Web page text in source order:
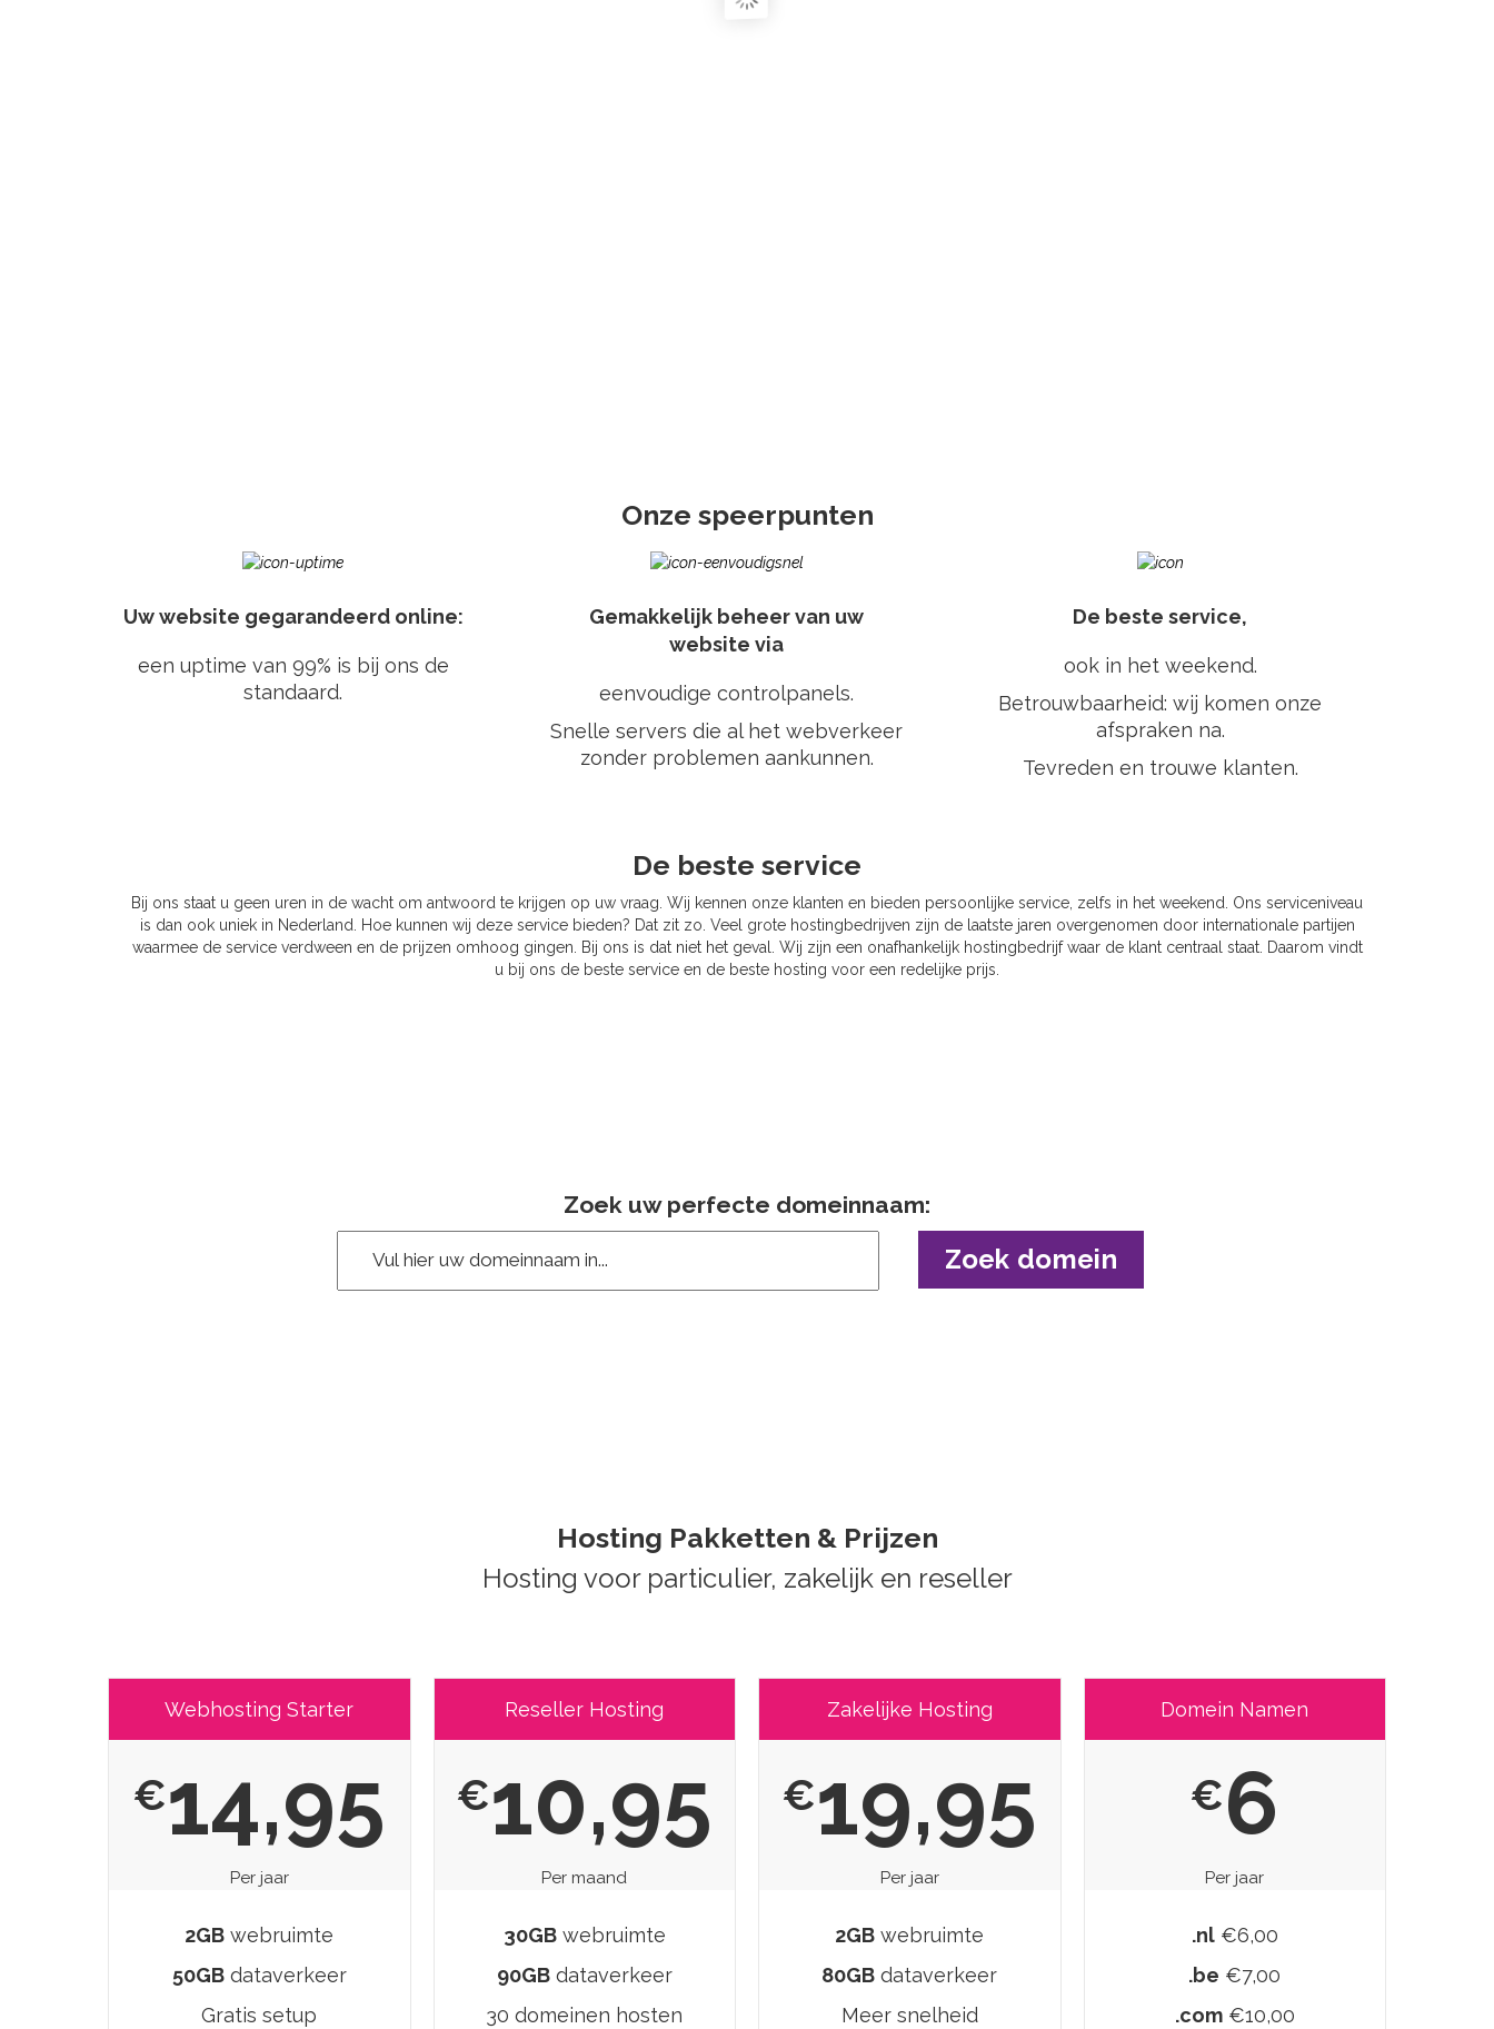
Onze speerpunten
Uw website gegarandeerd online:
een uptime van 99% is bij ons de
standaard.
Gemakkelijk beheer van uw
website via
eenvoudige controlpanels.
Snelle servers die al het webverkeer
zonder problemen aankunnen.
De beste service,
ook in het weekend.
Betrouwbaarheid: wij komen onze
afspraken na.
Tevreden en trouwe klanten.
De beste service
Bij ons staat u geen uren in de wacht om antwoord te krijgen op uw vraag. Wij kennen onze klanten en bieden persoonlijke service, zelfs in het weekend. Ons serviceniveau
is dan ook uniek in Nederland. Hoe kunnen wij deze service bieden? Dat zit zo. Veel grote hostingbedrijven zijn de laatste jaren overgenomen door internationale partijen
waarmee de service verdween en de prijzen omhoog gingen. Bij ons is dat niet het geval. Wij zijn een onafhankelijk hostingbedrijf waar de klant centraal staat. Daarom vindt
u bij ons de beste service en de beste hosting voor een redelijke prijs.
Zoek uw perfecte domeinnaam:
Hosting Pakketten & Prijzen
Hosting voor particulier, zakelijk en reseller
Webhosting Starter
€14,95
Per jaar
2GB webruimte
50GBdataverkeer
Gratis setup
Reseller Hosting
€10,95
Per maand
30GBwebruimte
90GBdataverkeer
30 domeinen hosten
Zakelijke Hosting
€19,95
Per jaar
2GB webruimte
80GB dataverkeer
Meer snelheid
Domein Namen
€6
Per jaar
.nl€6,00
.be €7,00
.com€10,00